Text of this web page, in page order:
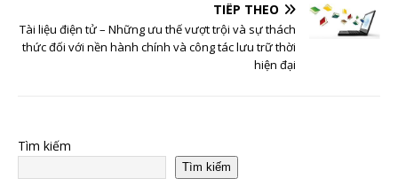
TIẾP THEO
Tài liệu điện tử – Những ưu thế vượt trội và sự thách
thức đối với nền hành chính và công tác lưu trữ thời
hiện đại
Tìm kiếm
Tìm kiếm